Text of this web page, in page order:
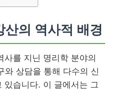
산의 역사적 배경
사를 지닌 명리학 분야의
와 상담을 통해 다수의 신
있습니다. 이 글에서는 그